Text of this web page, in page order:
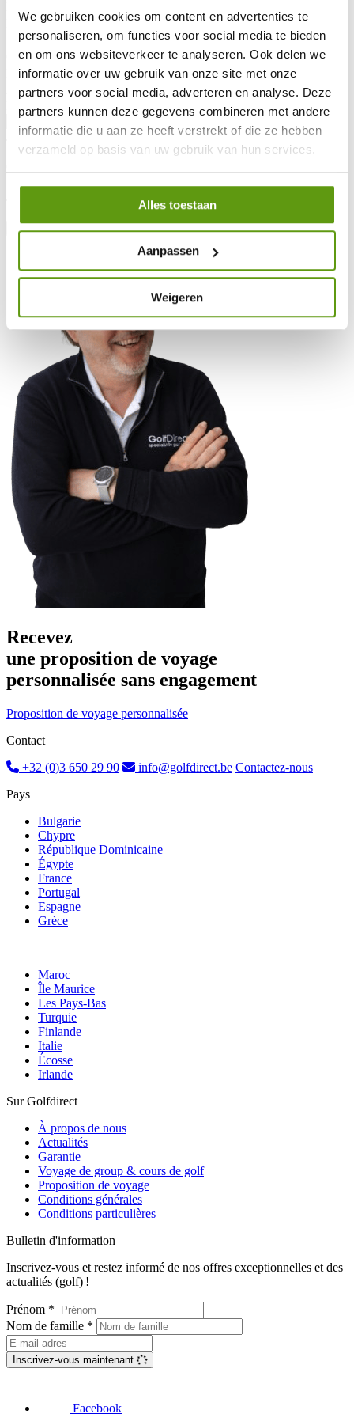
We gebruiken cookies om content en advertenties te
personaliseren, om functies voor social media te bieden
en om ons websiteverkeer te analyseren. Ook delen we
informatie over uw gebruik van onze site met onze
partners voor social media, adverteren en analyse. Deze
partners kunnen deze gegevens combineren met andere
informatie die u aan ze heeft verstrekt of die ze hebben
verzameld op basis van uw gebruik van hun services.
Alles toestaan
Aanpassen
Weigeren
Numéro de téléphone *
Adresse e-mail *
Code postal *
Lieu de résidence *
Adresse *
De quel club de golf êtes-vous membre ?
J'accepte la déclaration de confidentialité *
Vorige Envoyer une demande
Recevez
une proposition de voyage
personnalisée sans engagement
Proposition de voyage personnalisée
Contact
+32 (0)3 650 29 90
info@golfdirect.be Contactez-nous
Pays
Bulgarie
Chypre
République Dominicaine
Égypte
France
Portugal
Espagne
Grèce
Maroc
Île Maurice
Les Pays-Bas
Turquie
Finlande
Italie
Écosse
Irlande
Sur Golfdirect
À propos de nous
Actualités
Garantie
Voyage de group & cours de golf
Proposition de voyage
Conditions générales​​​​​​​
Conditions particulières​​​​​​​​​​​​​​
Bulletin d'information
Inscrivez-vous et restez informé de nos offres exceptionnelles et des
actualités (golf) !
Prénom *
Nom de famille *
Inscrivez-vous maintenant
Facebook